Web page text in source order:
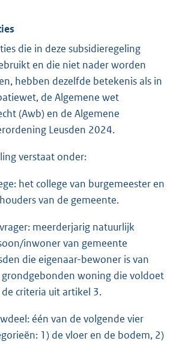
die in deze subsidieregeling
en die niet nader worden
hebben dezelfde betekenis als in
de Algemene wet
(Awb) en de Algemene
Leusden 2024.
verstaat onder:
het college van burgemeester en
van de gemeente.
meerderjarig natuurlijk
inwoner van gemeente
die eigenaar-bewoner is van
grondgebonden woning die voldoet
criteria uit artikel 3.
één van de volgende vier
1) de vloer en de bodem, 2)